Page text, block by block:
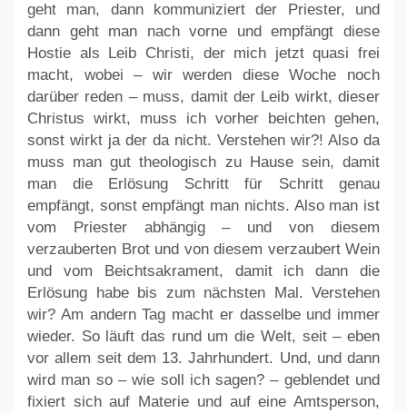
geht man, dann kommuniziert der Priester, und
dann geht man nach vorne und empfängt diese
Hostie als Leib Christi, der mich jetzt quasi frei
macht, wobei – wir werden diese Woche noch
darüber reden – muss, damit der Leib wirkt, dieser
Christus wirkt, muss ich vorher beichten gehen,
sonst wirkt ja der da nicht. Verstehen wir?! Also da
muss man gut theologisch zu Hause sein, damit
man die Erlösung Schritt für Schritt genau
empfängt, sonst empfängt man nichts. Also man ist
vom Priester abhängig – und von diesem
verzauberten Brot und von diesem verzaubert Wein
und vom Beichtsakrament, damit ich dann die
Erlösung habe bis zum nächsten Mal. Verstehen
wir? Am andern Tag macht er dasselbe und immer
wieder. So läuft das rund um die Welt, seit – eben
vor allem seit dem 13. Jahrhundert. Und, und dann
wird man so – wie soll ich sagen? – geblendet und
fixiert sich auf Materie und auf eine Amtsperson,